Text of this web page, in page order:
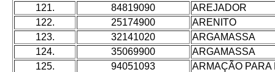
121.
84819090
AREJADOR
122.
25174900
ARENITO
123.
32141020
ARGAMASSA
124.
35069900
ARGAMASSA
125.
94051093
ARMAÇÃO PARA